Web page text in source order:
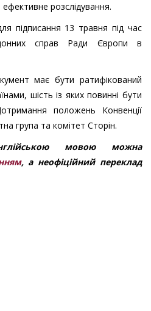
розслідування.
підписання 13 травня під час
справ Ради Європи в
має бути ратифікований
шість із яких повинні бути
положень Конвенції
група та комітет Сторін.
мовою можна
, а неофіційний переклад